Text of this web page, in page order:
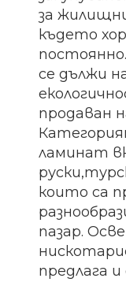
за
където
се дължи
продаван
ламинат
които са
пазар.
предлага